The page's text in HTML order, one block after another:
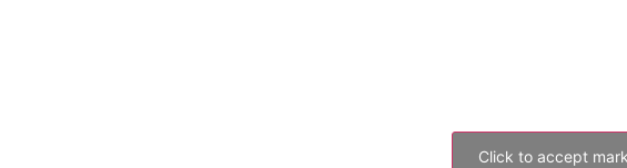
Click to accept